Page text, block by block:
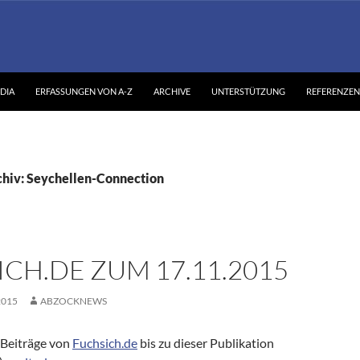
ERFASSUNGEN VON A-Z ARCHIVE UNTERSTÜTZUNG
Seychellen-Connection
ZUM 17.11.2015
ABZOCKNEWS
von Fuchsich.de bis zu dieser Publikation